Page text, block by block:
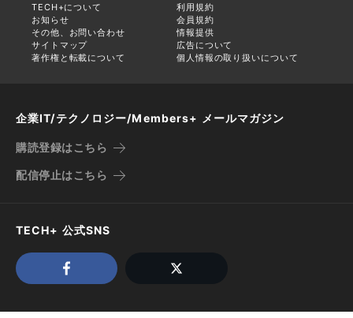
TECH+について
利用規約
お知らせ
会員規約
その他、お問い合わせ
情報提供
サイトマップ
広告について
著作権と転載について
個人情報の取り扱いについて
企業IT/テクノロジー/Members+ メールマガジン
購読登録はこちら
配信停止はこちら
TECH+ 公式SNS